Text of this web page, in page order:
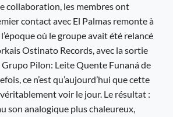
collaboration, les membres ont
contact avec El Palmas remonte à
où le groupe avait été relancé
Ostinato Records, avec la sortie
Pilon: Leite Quente Funaná de
ce n’est qu’aujourd’hui que cette
voir le jour. Le résultat :
son analogique plus chaleureux,